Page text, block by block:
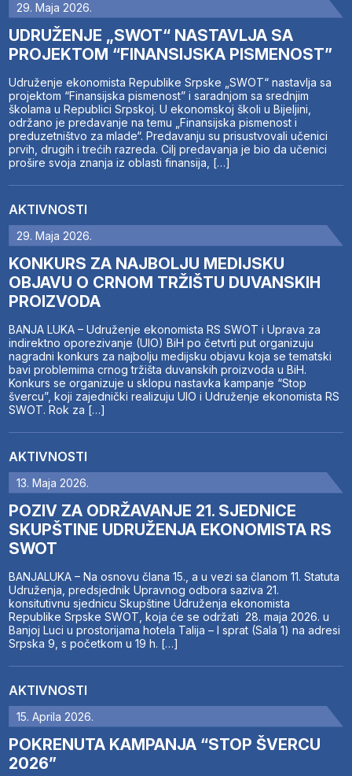
29. Maja 2026.
UDRUŽENJE „SWOT“ NASTAVLJA SA
PROJEKTOM “FINANSIJSKA PISMENOST”
Udruženje ekonomista Republike Srpske „SWOT“ nastavlja sa
projektom “Finansijska pismenost” i saradnjom sa srednjim
školama u Republici Srpskoj. U ekonomskoj školi u Bijeljini,
održano je predavanje na temu „Finansijska pismenost i
preduzetništvo za mlade“. Predavanju su prisustvovali učenici
prvih, drugih i trećih razreda. Cilj predavanja je bio da učenici
prošire svoja znanja iz oblasti finansija, […]
AKTIVNOSTI
29. Maja 2026.
KONKURS ZA NAJBOLJU MEDIJSKU
OBJAVU O CRNOM TRŽIŠTU DUVANSKIH
PROIZVODA
BANJA LUKA – Udruženje ekonomista RS SWOT i Uprava za
indirektno oporezivanje (UIO) BiH po četvrti put organizuju
nagradni konkurs za najbolju medijsku objavu koja se tematski
bavi problemima crnog tržišta duvanskih proizvoda u BiH.
Konkurs se organizuje u sklopu nastavka kampanje “Stop
švercu”, koji zajednički realizuju UIO i Udruženje ekonomista RS
SWOT. Rok za […]
AKTIVNOSTI
13. Maja 2026.
POZIV ZA ODRŽAVANJE 21. SJEDNICE
SKUPŠTINE UDRUŽENJA EKONOMISTA RS
SWOT
BANJALUKA – Na osnovu člana 15., a u vezi sa članom 11. Statuta
Udruženja, predsjednik Upravnog odbora saziva 21.
konsitutivnu sjednicu Skupštine Udruženja ekonomista
Republike Srpske SWOT, koja će se održati 28. maja 2026. u
Banjoj Luci u prostorijama hotela Talija – I sprat (Sala 1) na adresi
Srpska 9, s početkom u 19 h. […]
AKTIVNOSTI
15. Aprila 2026.
POKRENUTA KAMPANJA “STOP ŠVERCU
2026”